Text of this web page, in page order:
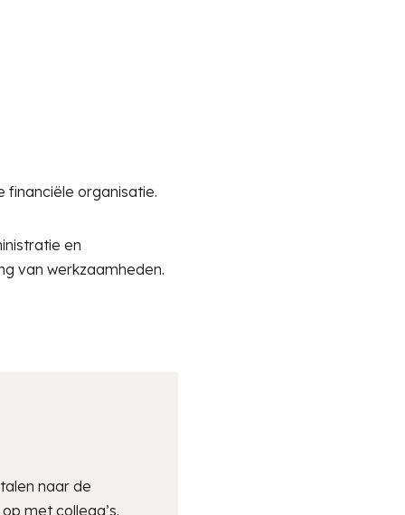
financiële organisatie.
en
van werkzaamheden.
naar de
met collega’s.